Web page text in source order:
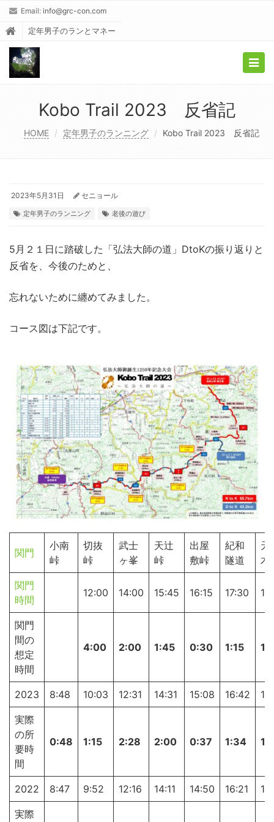
Email: info@grc-con.com
定年男子のランとマネー
Kobo Trail 2023 反省記
HOME 定年男子のランニング Kobo Trail 2023 反省記
2023年5月31日 セニョール
定年男子のランニング 老後の遊び
5月２１日に踏破した「弘法大師の道」DtoKの振り返りと
反省を、今後のためと、
忘れないために纏めてみました。
コース図は下記です。
関門
小南
峠
切抜
峠
武士
ヶ峯
天辻
峠
出屋
敷峠
紀和
隧道
天
木
関門
時間
12:00 14:00 15:45 16:15 17:30
関門
間の
想定
時間
4:00 2:00 1:45 0:30 1:15
2023 8:48 10:03 12:31 14:31 15:08 16:42
実際
の所
要時
間
0:48 1:15 2:28 2:00 0:37 1:34
2022 8:47 9:52 12:16 14:11 14:50 16:21
実際